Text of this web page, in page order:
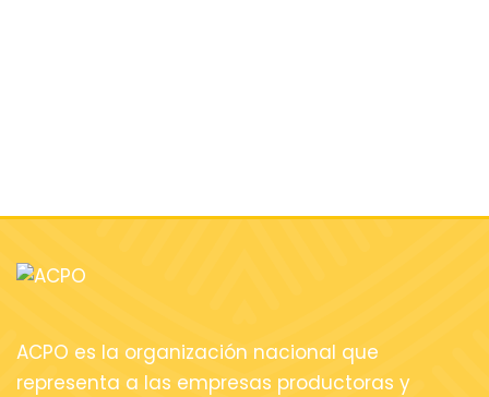
ACPO es la organización nacional que
representa a las empresas productoras y